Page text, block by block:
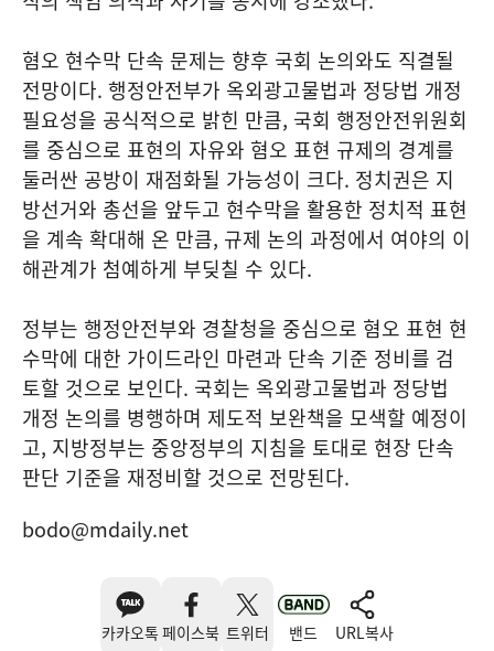
혐오 현수막 단속 문제는 향후 국회 논의와도 직결될
전망이다. 행정안전부가 옥외광고물법과 정당법 개정
필요성을 공식적으로 밝힌 만큼, 국회 행정안전위원회
를 중심으로 표현의 자유와 혐오 표현 규제의 경계를
둘러싼 공방이 재점화될 가능성이 크다. 정치권은 지
방선거와 총선을 앞두고 현수막을 활용한 정치적 표현
을 계속 확대해 온 만큼, 규제 논의 과정에서 여야의 이
해관계가 첨예하게 부딪칠 수 있다.
정부는 행정안전부와 경찰청을 중심으로 혐오 표현 현
수막에 대한 가이드라인 마련과 단속 기준 정비를 검
토할 것으로 보인다. 국회는 옥외광고물법과 정당법
개정 논의를 병행하며 제도적 보완책을 모색할 예정이
고, 지방정부는 중앙정부의 지침을 토대로 현장 단속
판단 기준을 재정비할 것으로 전망된다.
bodo@mdaily.net
카카오톡 페이스북 트위터 밴드 URL복사